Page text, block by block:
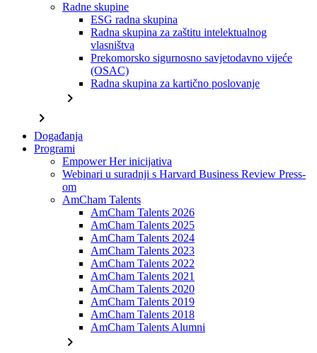
Radne skupine
ESG radna skupina
Radna skupina za zaštitu intelektualnog
vlasništva
Prekomorsko sigurnosno savjetodavno vijeće
(OSAC)
Radna skupina za kartično poslovanje
chevron_right
chevron_right
Događanja
Programi
Empower Her inicijativa
Webinari u suradnji s Harvard Business Review Press-
om
AmCham Talents
AmCham Talents 2026
AmCham Talents 2025
AmCham Talents 2024
AmCham Talents 2023
AmCham Talents 2022
AmCham Talents 2021
AmCham Talents 2020
AmCham Talents 2019
AmCham Talents 2018
AmCham Talents Alumni
chevron_right